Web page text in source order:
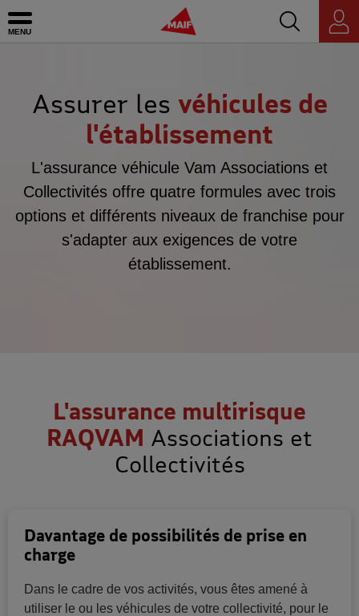
Ouvrir le menu MAIF - Allez à l'accueil de maif.fr
Accédez au
Espace
Assurer les véhicules de
l'établissement
L'assurance véhicule Vam Associations et
Collectivités offre quatre formules avec trois
options et différents niveaux de franchise pour
s'adapter aux exigences de votre
établissement.
L'assurance multirisque
RAQVAM Associations et
Collectivités
Davantage de possibilités de prise en
charge
Dans le cadre de vos activités, vous êtes amené à
utiliser le ou les véhicules de votre collectivité, pour le